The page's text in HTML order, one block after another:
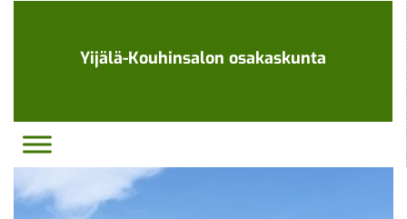
Yijälä-Kouhinsalon osakaskunta